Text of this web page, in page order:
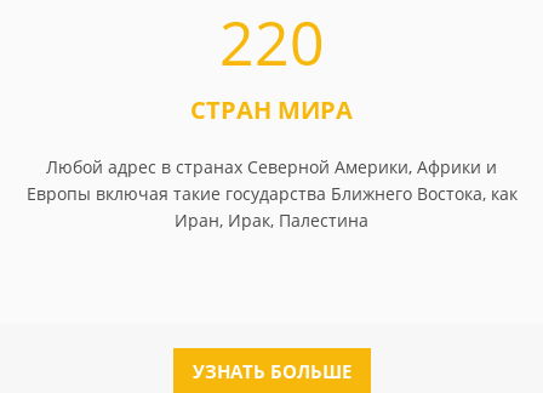
220
СТРАН МИРА
Любой адрес в странах Северной Америки, Африки и
Европы включая такие государства Ближнего Востока, как
Иран, Ирак, Палестина
УЗНАТЬ БОЛЬШЕ